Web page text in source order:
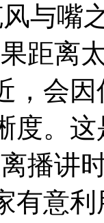
与嘴
距离
，会
度。
播讲
有意